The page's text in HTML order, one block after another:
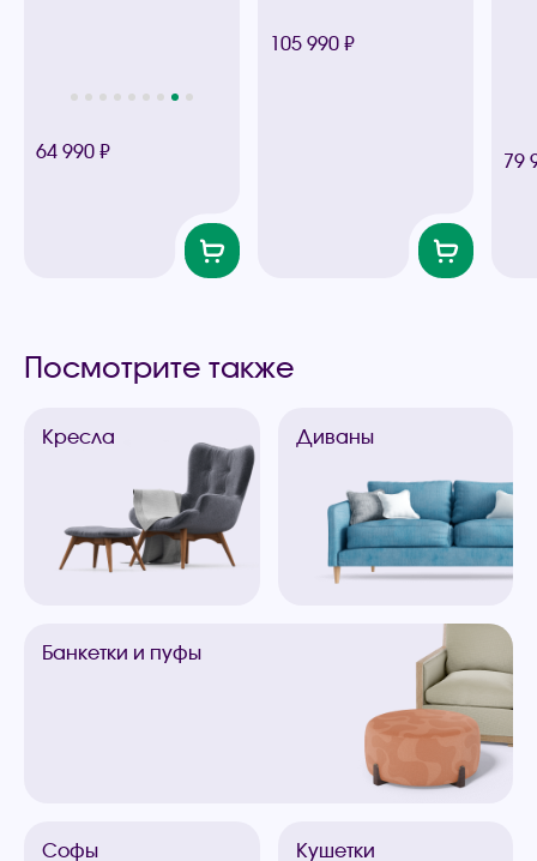
64 990 ₽
105 990 ₽
79
Посмотрите также
Кресла Диваны
Банкетки и пуфы
Софы Кушетки